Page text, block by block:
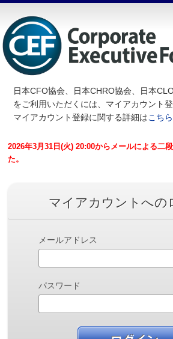
日本CFO協会、日本CHRO協会、日本
をご利用いただくには、マイアカウント登
マイアカウント登録に関する詳細はこちら
2026年3月31日(火) 20:00からメールによる二
た。
マイアカウントへの
メールアドレス
パスワード